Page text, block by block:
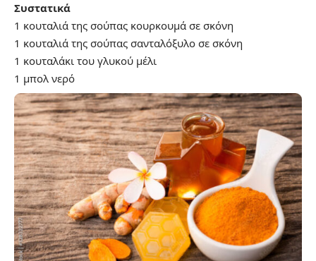
Συστατικά
1 κουταλιά της σούπας κουρκουμά σε σκόνη
1 κουταλιά της σούπας σανταλόξυλο σε σκόνη
1 κουταλάκι του γλυκού μέλι
1 μπολ νερό